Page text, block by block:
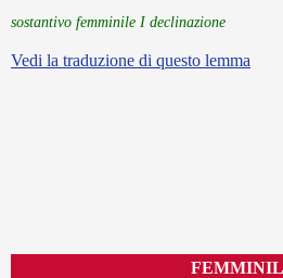
sostantivo femminile I declinazione
Vedi la traduzione di questo lemma